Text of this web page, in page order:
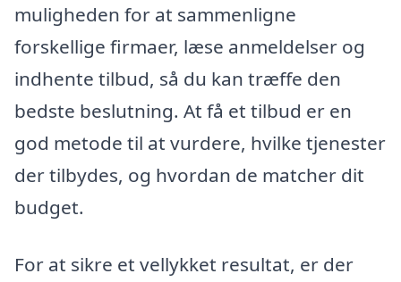
muligheden for at sammenligne
forskellige firmaer, læse anmeldelser og
indhente tilbud, så du kan træffe den
bedste beslutning. At få et tilbud er en
god metode til at vurdere, hvilke tjenester
der tilbydes, og hvordan de matcher dit
budget.
For at sikre et vellykket resultat, er der